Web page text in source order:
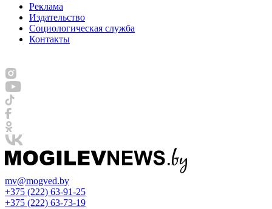
Реклама
Издательство
Социологическая служба
Контакты
mv@mogved.by
+375 (222) 63-91-25
+375 (222) 63-73-19